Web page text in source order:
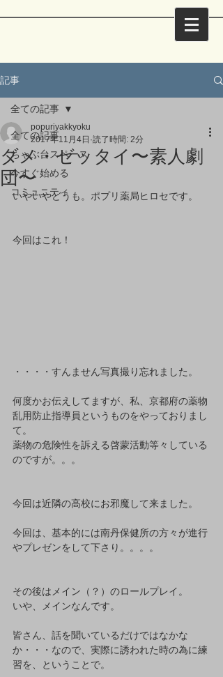
記事
全ての記事
ちゃぶ台スペース
今すぐ始める
コミュニティ
全ての記事
ダメ・ゼッタイ〜素人劇
団〜
popuriyakkyoku
2017年11月4日 読了時間: 2分
いやいやどうも。ポプリ薬局ヒロセです。
今回はこれ！
・・・・すんません写真撮り忘れました。
何度かお伝えしてますが、私、京都府の薬物
乱用防止指導員というものをやっておりまし
て。
薬物の危険性を訴える啓蒙活動等々している
のですが。。。
今回は近隣の高校にお邪魔して来ました。
今回は、基本的には南丹保健所の方々が進行
やプレゼンをして下さり。。。。
その後はメイン（？）のロールプレイ。
いや、メインなんです。
皆さん、話を聞いているだけではなかな
か・・・なので、実際に誘われた時の為に練
習を、ということで。